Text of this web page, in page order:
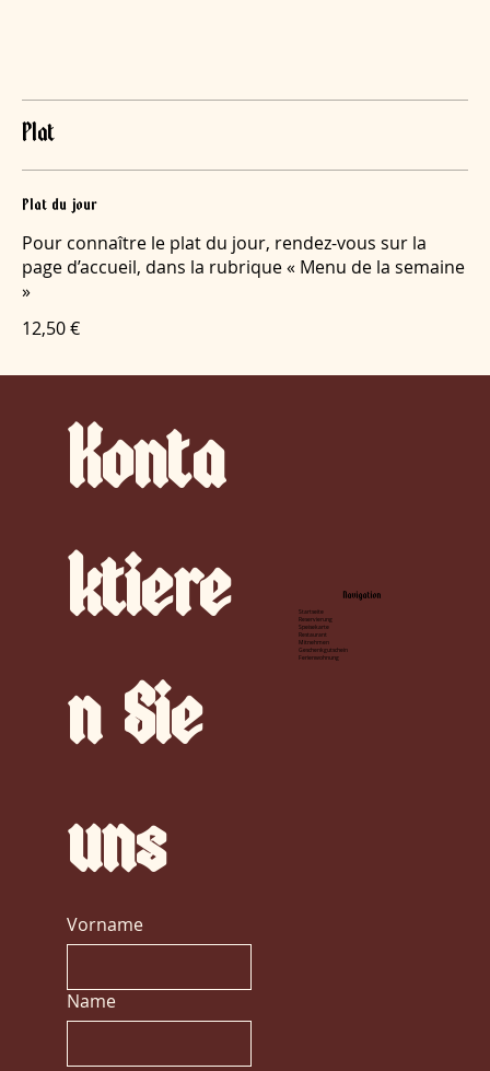
Plat
Plat du jour
Pour connaître le plat du jour, rendez-vous sur la
page d’accueil, dans la rubrique « Menu de la semaine
»
12,50 €
Konta
ktiere
n Sie
uns
Vorname
Name
Navigation
Startseite
Reservierung
Speisekarte
Restaurant
Mitnehmen
Geschenkgutschein
Ferienwohnung